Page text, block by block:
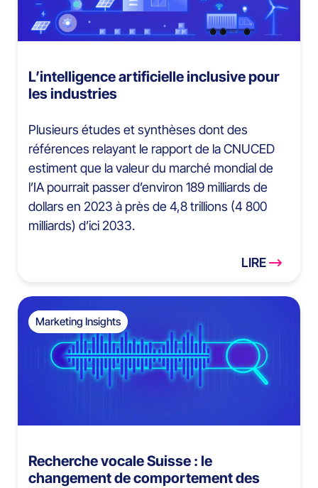
L’intelligence artificielle inclusive pour
les industries
Plusieurs études et synthèses dont des
références relayant le rapport de la CNUCED
estiment que la valeur du marché mondial de
l’IA pourrait passer d’environ 189 milliards de
dollars en 2023 à près de 4,8 trillions (4 800
milliards) d’ici 2033.
LIRE
Marketing Insights
Recherche vocale Suisse : le
changement de comportement des